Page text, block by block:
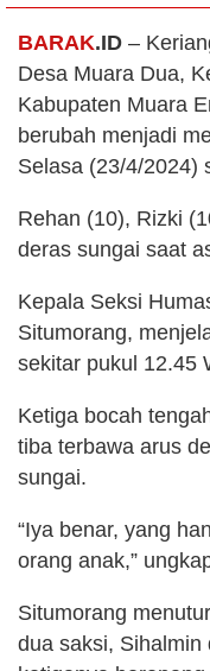
BARAK.ID –
Desa Muara Dua,
Kabupaten Muara
berubah menjadi
Selasa (23/4/2024)
Rehan (10), Rizki
deras sungai saat
Kepala Seksi
Situmorang,
sekitar pukul 12.45
Ketiga bocah
tiba terbawa arus
sungai.
“Iya benar, yang
orang anak,”
Situmorang
dua saksi, Sihalmin